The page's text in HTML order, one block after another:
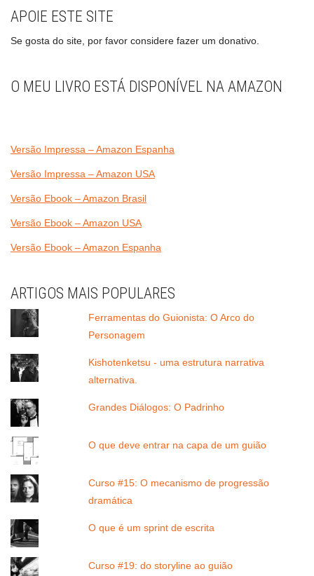
APOIE ESTE SITE
Se gosta do site, por favor considere fazer um donativo.
O MEU LIVRO ESTÁ DISPONÍVEL NA AMAZON
Versão Impressa – Amazon Espanha
Versão Impressa – Amazon USA
Versão Ebook – Amazon Brasil
Versão Ebook – Amazon USA
Versão Ebook – Amazon Espanha
ARTIGOS MAIS POPULARES
Ferramentas do Guionista: O Arco do
Personagem
Kishotenketsu - uma estrutura narrativa
alternativa.
Grandes Diálogos: O Padrinho
O que deve entrar na capa de um guião
Curso #15: O mecanismo de progressão
dramática
O que é um sprint de escrita
Curso #19: do storyline ao guião